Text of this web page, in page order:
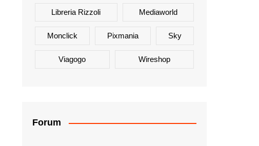
Libreria Rizzoli Mediaworld
Monclick Pixmania Sky
Viagogo Wireshop
Forum